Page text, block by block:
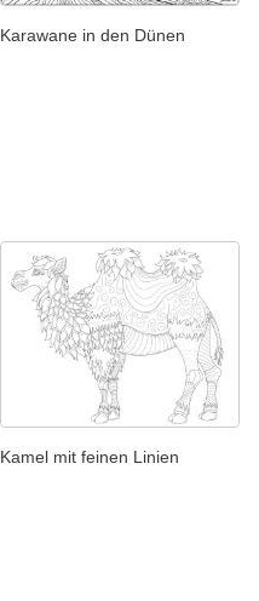
Karawane in den Dünen
Kamel mit feinen Linien